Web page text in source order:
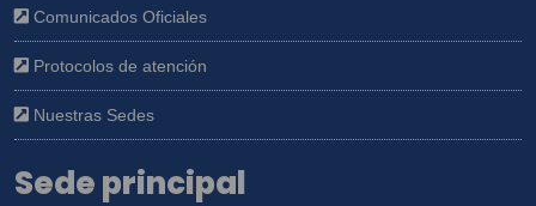
Comunicados Oficiales
Protocolos de atención
Nuestras Sedes
Sede principal